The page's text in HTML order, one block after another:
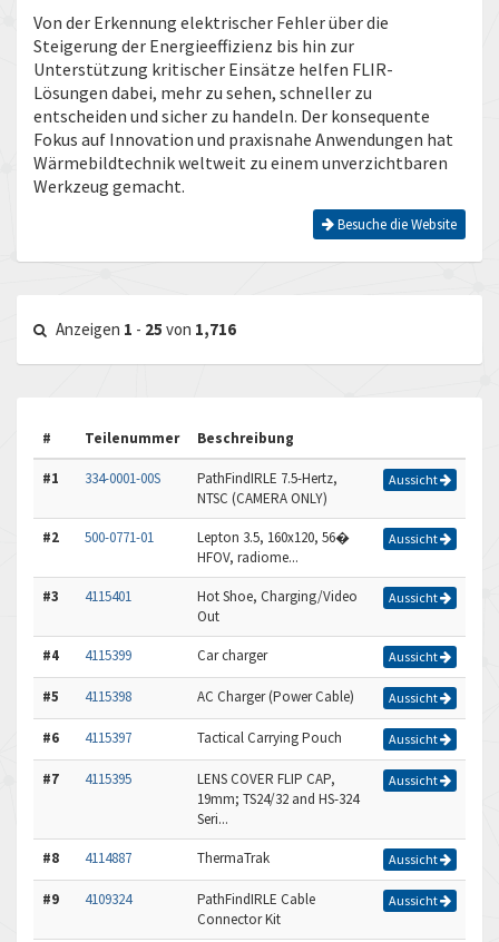
Von der Erkennung elektrischer Fehler über die
Steigerung der Energieeffizienz bis hin zur
Unterstützung kritischer Einsätze helfen FLIR-
Lösungen dabei, mehr zu sehen, schneller zu
entscheiden und sicher zu handeln. Der konsequente
Fokus auf Innovation und praxisnahe Anwendungen hat
Wärmebildtechnik weltweit zu einem unverzichtbaren
Werkzeug gemacht.
Besuche die Website
Anzeigen 1 - 25 von 1,716
# Teilenummer Beschreibung
#1 334-0001-00S
PathFindIRLE 7.5-Hertz,
NTSC (CAMERA ONLY)
Aussicht
#2 500-0771-01
Lepton 3.5, 160x120, 56�
HFOV, radiome...
Aussicht
#3 4115401
Hot Shoe, Charging/Video
Out
Aussicht
#4 4115399 Car charger Aussicht
#5 4115398 AC Charger (Power Cable) Aussicht
#6 4115397 Tactical Carrying Pouch Aussicht
#7 4115395
LENS COVER FLIP CAP,
19mm; TS24/32 and HS-324
Seri...
Aussicht
#8 4114887 ThermaTrak Aussicht
#9 4109324
PathFindIRLE Cable
Connector Kit
Aussicht